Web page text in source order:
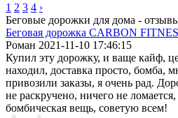
1 2 3 4 ›
Беговые дорожки для дома -
Беговая дорожка CARBON
Роман 2021-11-10 17:46:15
Купил эту дорожку, и ваще кайф,
находил, доставка просто, бомба,
привозили заказы, я очень рад.
не раскручено, ничего не
бомбическая вещь, советую всем!